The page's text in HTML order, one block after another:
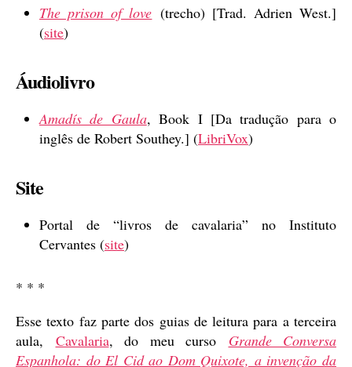
The prison of love (trecho) [Trad. Adrien West.]
(site)
Áudiolivro
Amadís de Gaula, Book I [Da tradução para o
inglês de Robert Southey.] (LibriVox)
Site
Portal de “livros de cavalaria” no Instituto
Cervantes (site)
* * *
Esse texto faz parte dos guias de leitura para a terceira
aula, Cavalaria, do meu curso Grande Conversa
Espanhola: do El Cid ao Dom Quixote, a invenção da